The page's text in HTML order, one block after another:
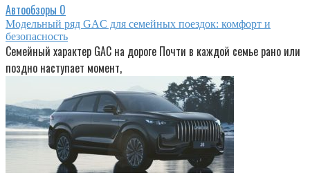
Автообзоры 0
Модельный ряд GAC для семейных поездок: комфорт и
безопасность
Семейный характер GAC на дороге Почти в каждой семье рано или
поздно наступает момент,